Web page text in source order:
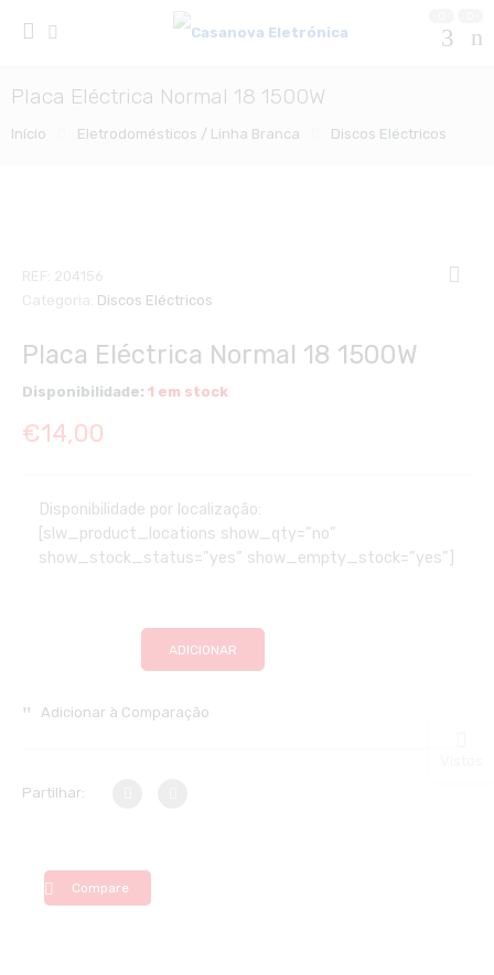
Placa Eléctrica Normal 18 1500W
Início Eletrodomésticos / Linha Branca Discos Eléctricos
REF: 204156
Categoria: Discos Eléctricos
Placa Eléctrica Normal 18 1500W
Disponibilidade: 1 em stock
€14,00
Disponibilidade por localização:
[slw_product_locations show_qty=”no”
show_stock_status=”yes” show_empty_stock=”yes”]
ADICIONAR
Adicionar à Comparação
Partilhar:
Compare